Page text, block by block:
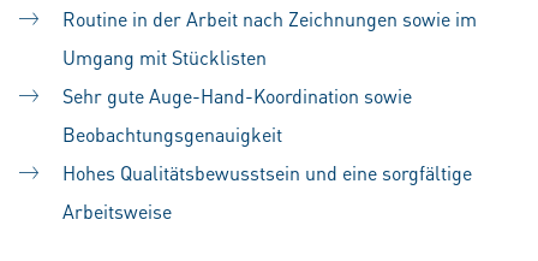
Routine in der Arbeit nach Zeichnungen sowie im
Umgang mit Stücklisten
Sehr gute Auge-Hand-Koordination sowie
Beobachtungsgenauigkeit
Hohes Qualitätsbewusstsein und eine sorgfältige
Arbeitsweise